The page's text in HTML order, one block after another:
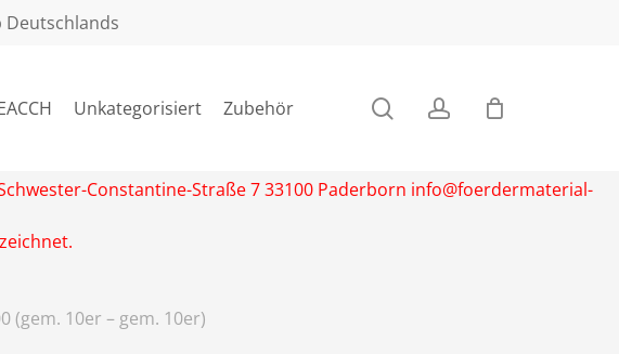
Deutschlands
Unkategorisiert Zubehör searchaccount
Constantine-Straße 7 33100 Paderborn info@foerdermaterial-
(gem. 10er – gem. 10er)